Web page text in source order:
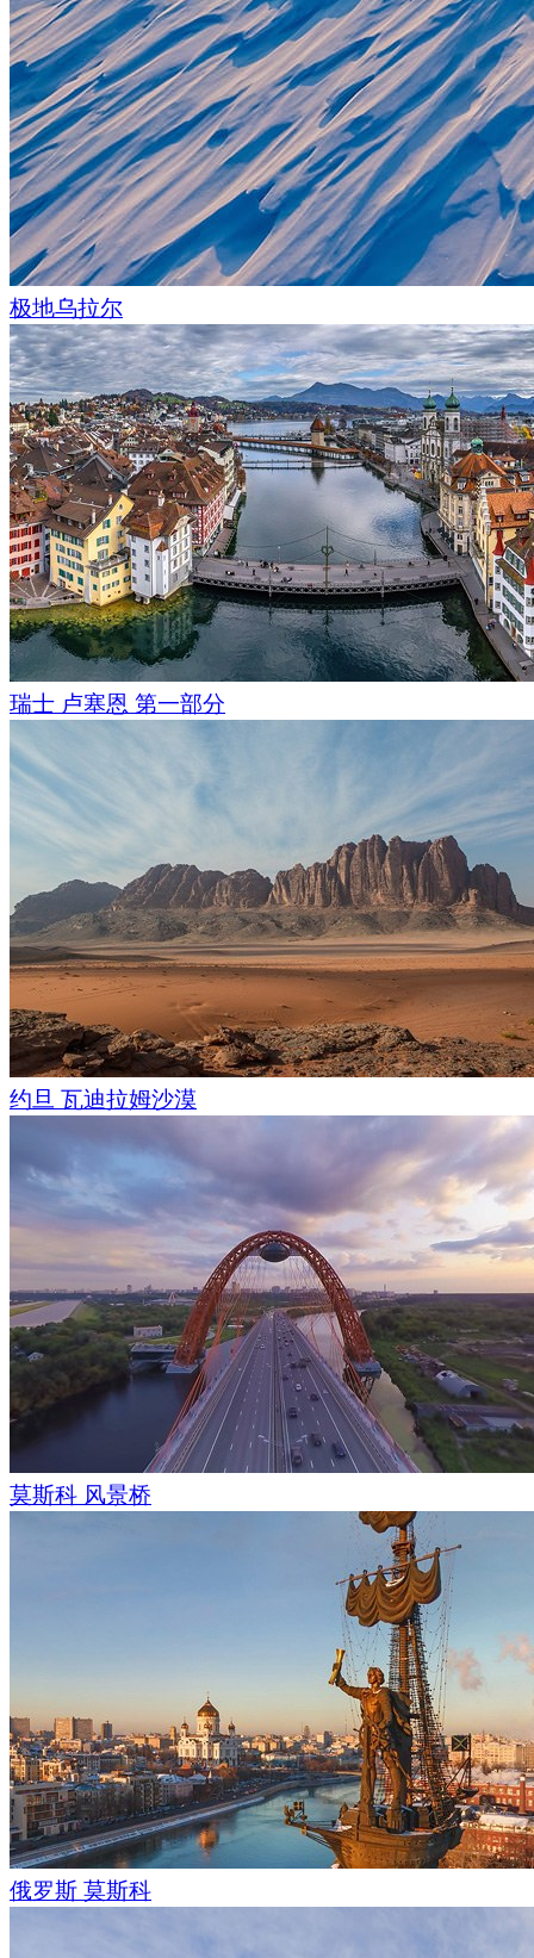
我们对再伸科技和广州文化集团在影片拍摄期间所提供的精心
的协助表示衷心感谢。
极地乌拉尔
瑞士 卢塞恩 第一部分
约旦 瓦迪拉姆沙漠
莫斯科 风景桥
俄罗斯 莫斯科